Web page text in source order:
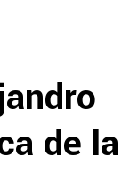
de la